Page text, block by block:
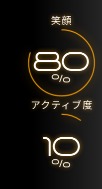
笑顔
80
%
アクティブ度
10
%